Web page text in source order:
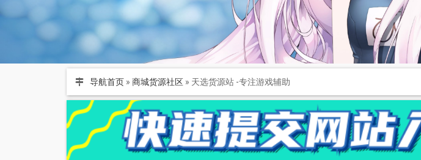
导航首页» 商城货源社区» 天选货源站 -专注游戏辅助